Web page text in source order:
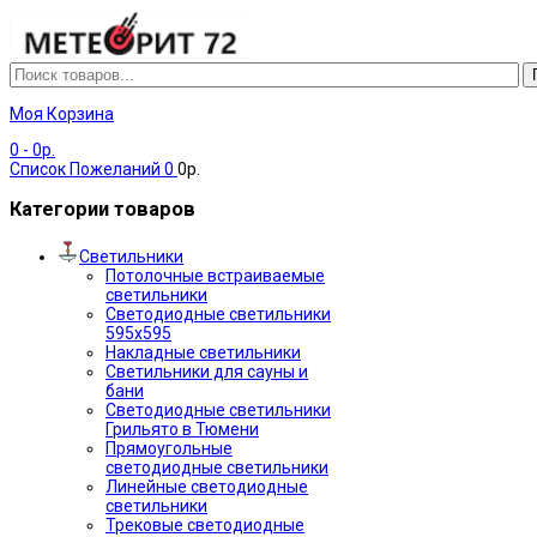
Моя Корзина
0 - 0р.
Список Пожеланий 0 0р.
Категории товаров
Светильники
Потолочные встраиваемые
светильники
Светодиодные светильники
595х595
Накладные светильники
Светильники для сауны и
бани
Светодиодные светильники
Грильято в Тюмени
Прямоугольные
светодиодные светильники
Линейные светодиодные
светильники
Трековые светодиодные